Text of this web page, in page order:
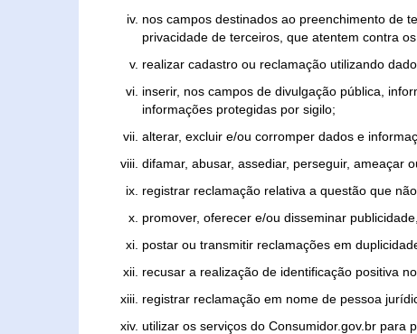
nos campos destinados ao preenchimento de
privacidade de terceiros, que atentem contra
realizar cadastro ou reclamação utilizando
inserir, nos campos de divulgação pública,
informações protegidas por sigilo;
alterar, excluir e/ou corromper dados e
difamar, abusar, assediar, perseguir, ameaçar
registrar reclamação relativa a questão que
promover, oferecer e/ou disseminar
postar ou transmitir reclamações em
recusar a realização de identificação positiva
registrar reclamação em nome de pessoa
utilizar os serviços do Consumidor.gov.br para